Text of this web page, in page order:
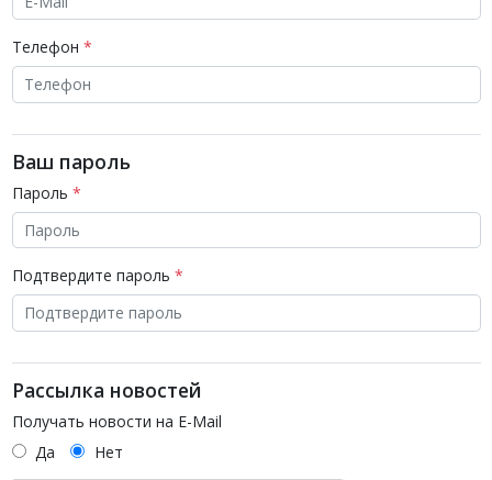
Телефон
Ваш пароль
Пароль
Подтвердите пароль
Рассылка новостей
Получать новости на E-Mail
Да
Нет